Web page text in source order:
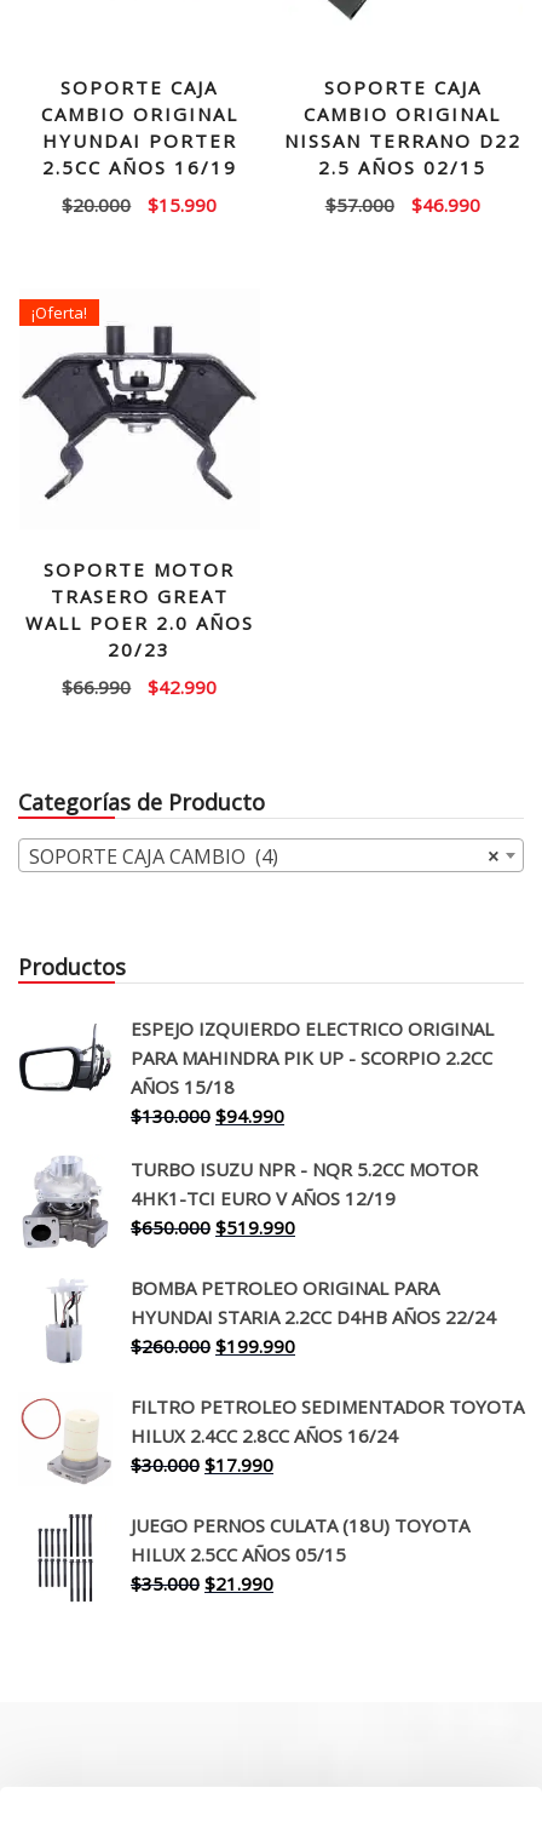
SOPORTE CAJA
CAMBIO ORIGINAL
HYUNDAI PORTER
2.5CC AÑOS 16/19
$20.000
El
$20.000.
$15.990El
SOPORTE CAJA
CAMBIO ORIGINAL
NISSAN TERRANO D22
2.5 AÑOS 02/15
$57.000
El
$46.990El
¡Oferta!
SOPORTE MOTOR
TRASERO GREAT
WALL POER 2.0 AÑOS
20/23
$66.990
El
$66.990.
$42.990El
$42.990.
Categorías de Producto
×
SOPORTE CAJA CAMBIO (4)
Productos
ESPEJO IZQUIERDO ELECTRICO ORIGINAL
PARA MAHINDRA PIK UP - SCORPIO 2.2CC
AÑOS 15/18
$130.000 El
original
era:
$130.000.
$94.990El
actual
es:
$94.990.
TURBO ISUZU NPR - NQR 5.2CC MOTOR
4HK1-TCI EURO V AÑOS 12/19
$650.000 El
original
era:
$650.000.
$519.990El
actual
es:
$519.990.
BOMBA PETROLEO ORIGINAL PARA
HYUNDAI STARIA 2.2CC D4HB AÑOS 22/24
$260.000 El
original
era:
$260.000.
$199.990El
actual
es:
FILTRO PETROLEO SEDIMENTADOR TOYOTA
HILUX 2.4CC 2.8CC AÑOS 16/24
$30.000 El
original
era:
$30.000.
$17.990El
actual
es:
$17.990.
JUEGO PERNOS CULATA (18U) TOYOTA
HILUX 2.5CC AÑOS 05/15
$35.000 El
$21.990El